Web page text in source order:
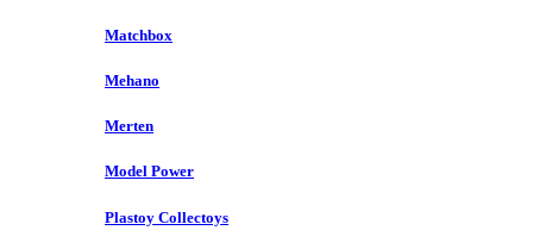
Matchbox
Mehano
Merten
Model Power
Plastoy Collectoys